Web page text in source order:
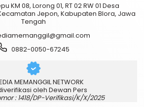
KM 08, Lorong 01, RT 02 RW 01 Desa
Jepon, Kabupaten Blora, Jawa
Tengah
0882-0050-67245
MEMANGGIL NETWORK
oleh Dewan Pers
: 1418/DP-Verifikasi/K/X/2025